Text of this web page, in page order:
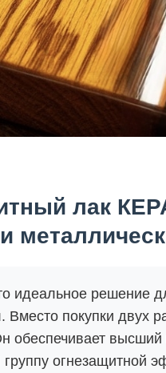
лак
идеальное решение
Вместо покупки двух
обеспечивает высший
группу огнезащитной